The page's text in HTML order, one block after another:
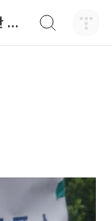
허니몬(Honeymon)의 달콤한 비행